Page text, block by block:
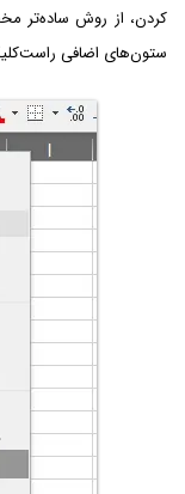
کردن، از روش ساده‌تر
ستون‌های اضافی